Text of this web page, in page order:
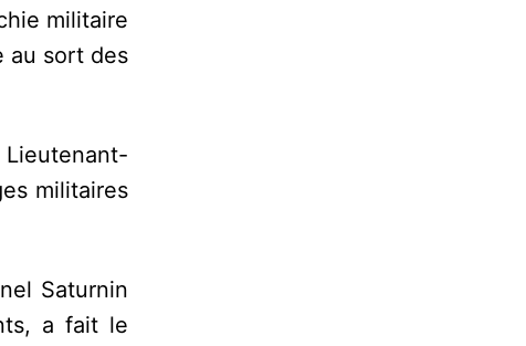
militaire
au sort des
militaires
Saturnin
a fait le